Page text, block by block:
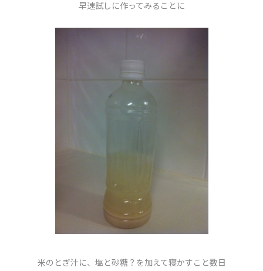
早速試しに作ってみることに
米のとぎ汁に、塩と砂糖？を加えて寝かすこと数日